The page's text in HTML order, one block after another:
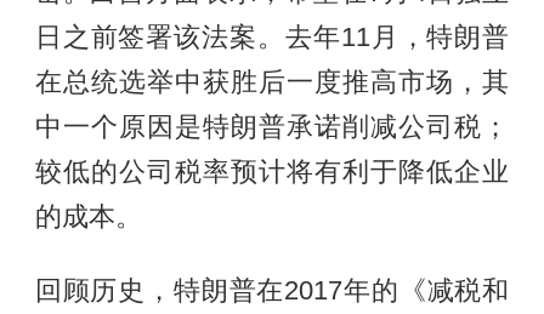
日之前签署该法案。去年11月，特朗普
在总统选举中获胜后一度推高市场，其
中一个原因是特朗普承诺削减公司税；
较低的公司税率预计将有利于降低企业
的成本。
回顾历史，特朗普在2017年的《减税和